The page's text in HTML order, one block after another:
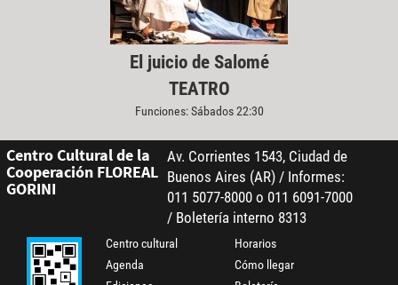
El juicio de Salomé
TEATRO
Funciones: Sábados 22:30
Centro Cultural de la
Cooperación FLOREAL
GORINI
Av. Corrientes 1543, Ciudad de
Buenos Aires (AR) / Informes:
011 5077-8000 o 011 6091-7000
/ Boletería interno 8313
Centro cultural
Agenda
Horarios
Cómo llegar